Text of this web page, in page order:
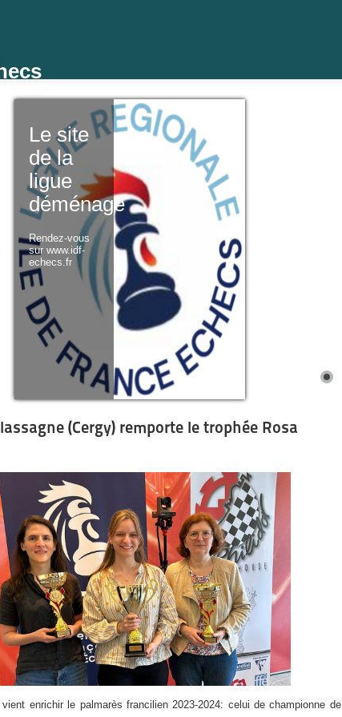
Le site
de la
ligue
déménage
Rendez-vous
sur www.idf-
echecs.fr
(Cergy) remporte le trophée Rosa
enrichir le palmarès francilien 2023-2024: celui de championne de